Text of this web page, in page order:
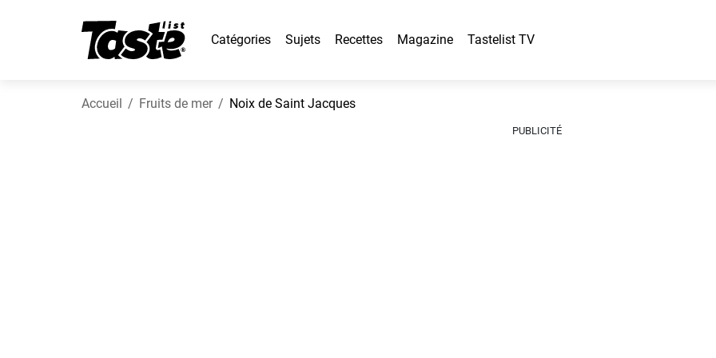
Catégories Sujets Recettes Magazine Tastelist TV
Accueil Fruits de mer Noix de Saint Jacques
PUBLICITÉ